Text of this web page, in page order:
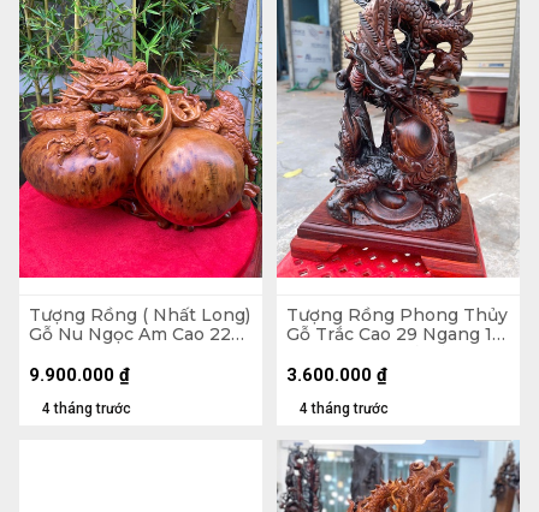
Tượng Rồng ( Nhất Long)
Gỗ Nu Ngọc Am Cao 22
4 tháng trước
9.900.000 ₫
Tượng Rồng Phong Thủy
Gỗ Trắc Cao 29 Ngang 16
33 (cm)
4 tháng trước
3.600.000 ₫